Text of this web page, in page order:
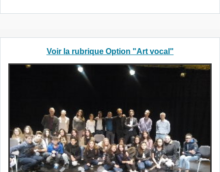
Voir la rubrique Option "Art vocal"